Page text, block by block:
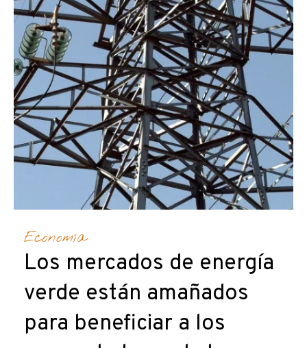
Economía
Los mercados de energía
verde están amañados
para beneficiar a los